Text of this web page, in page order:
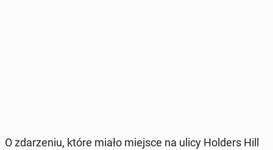
O zda­rze­niu, które miało miejsce na ulicy Holders Hill